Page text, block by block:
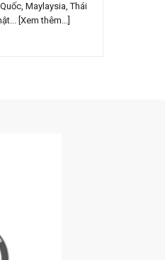
Maylaysia, Thái
[Xem thêm...]